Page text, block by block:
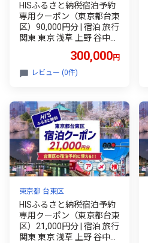
HISふるさと納税宿泊予約
専用クーポン（東京都台東
区）90,000円分 | 宿泊 旅行
関東 東京 浅草 上野 谷中
300,000円
レビュー (0件)
東京都 台東区
HISふるさと納税宿泊予約
専用クーポン（東京都台東
区）21,000円分 | 宿泊 旅行
関東 東京 浅草 上野 谷中